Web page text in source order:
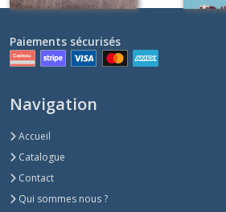
Paiements sécurisés
Navigation
Accueil
Catalogue
Contact
Qui sommes nous ?